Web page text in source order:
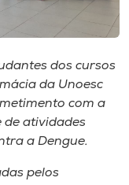
dos cursos
da Unoesc
com a
de atividades
a Dengue.
pelos